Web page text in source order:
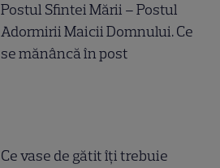
Postul Sfintei Mării – Postul
Adormirii Maicii Domnului. Ce
se mănâncă în post
Ce vase de gătit îți trebuie